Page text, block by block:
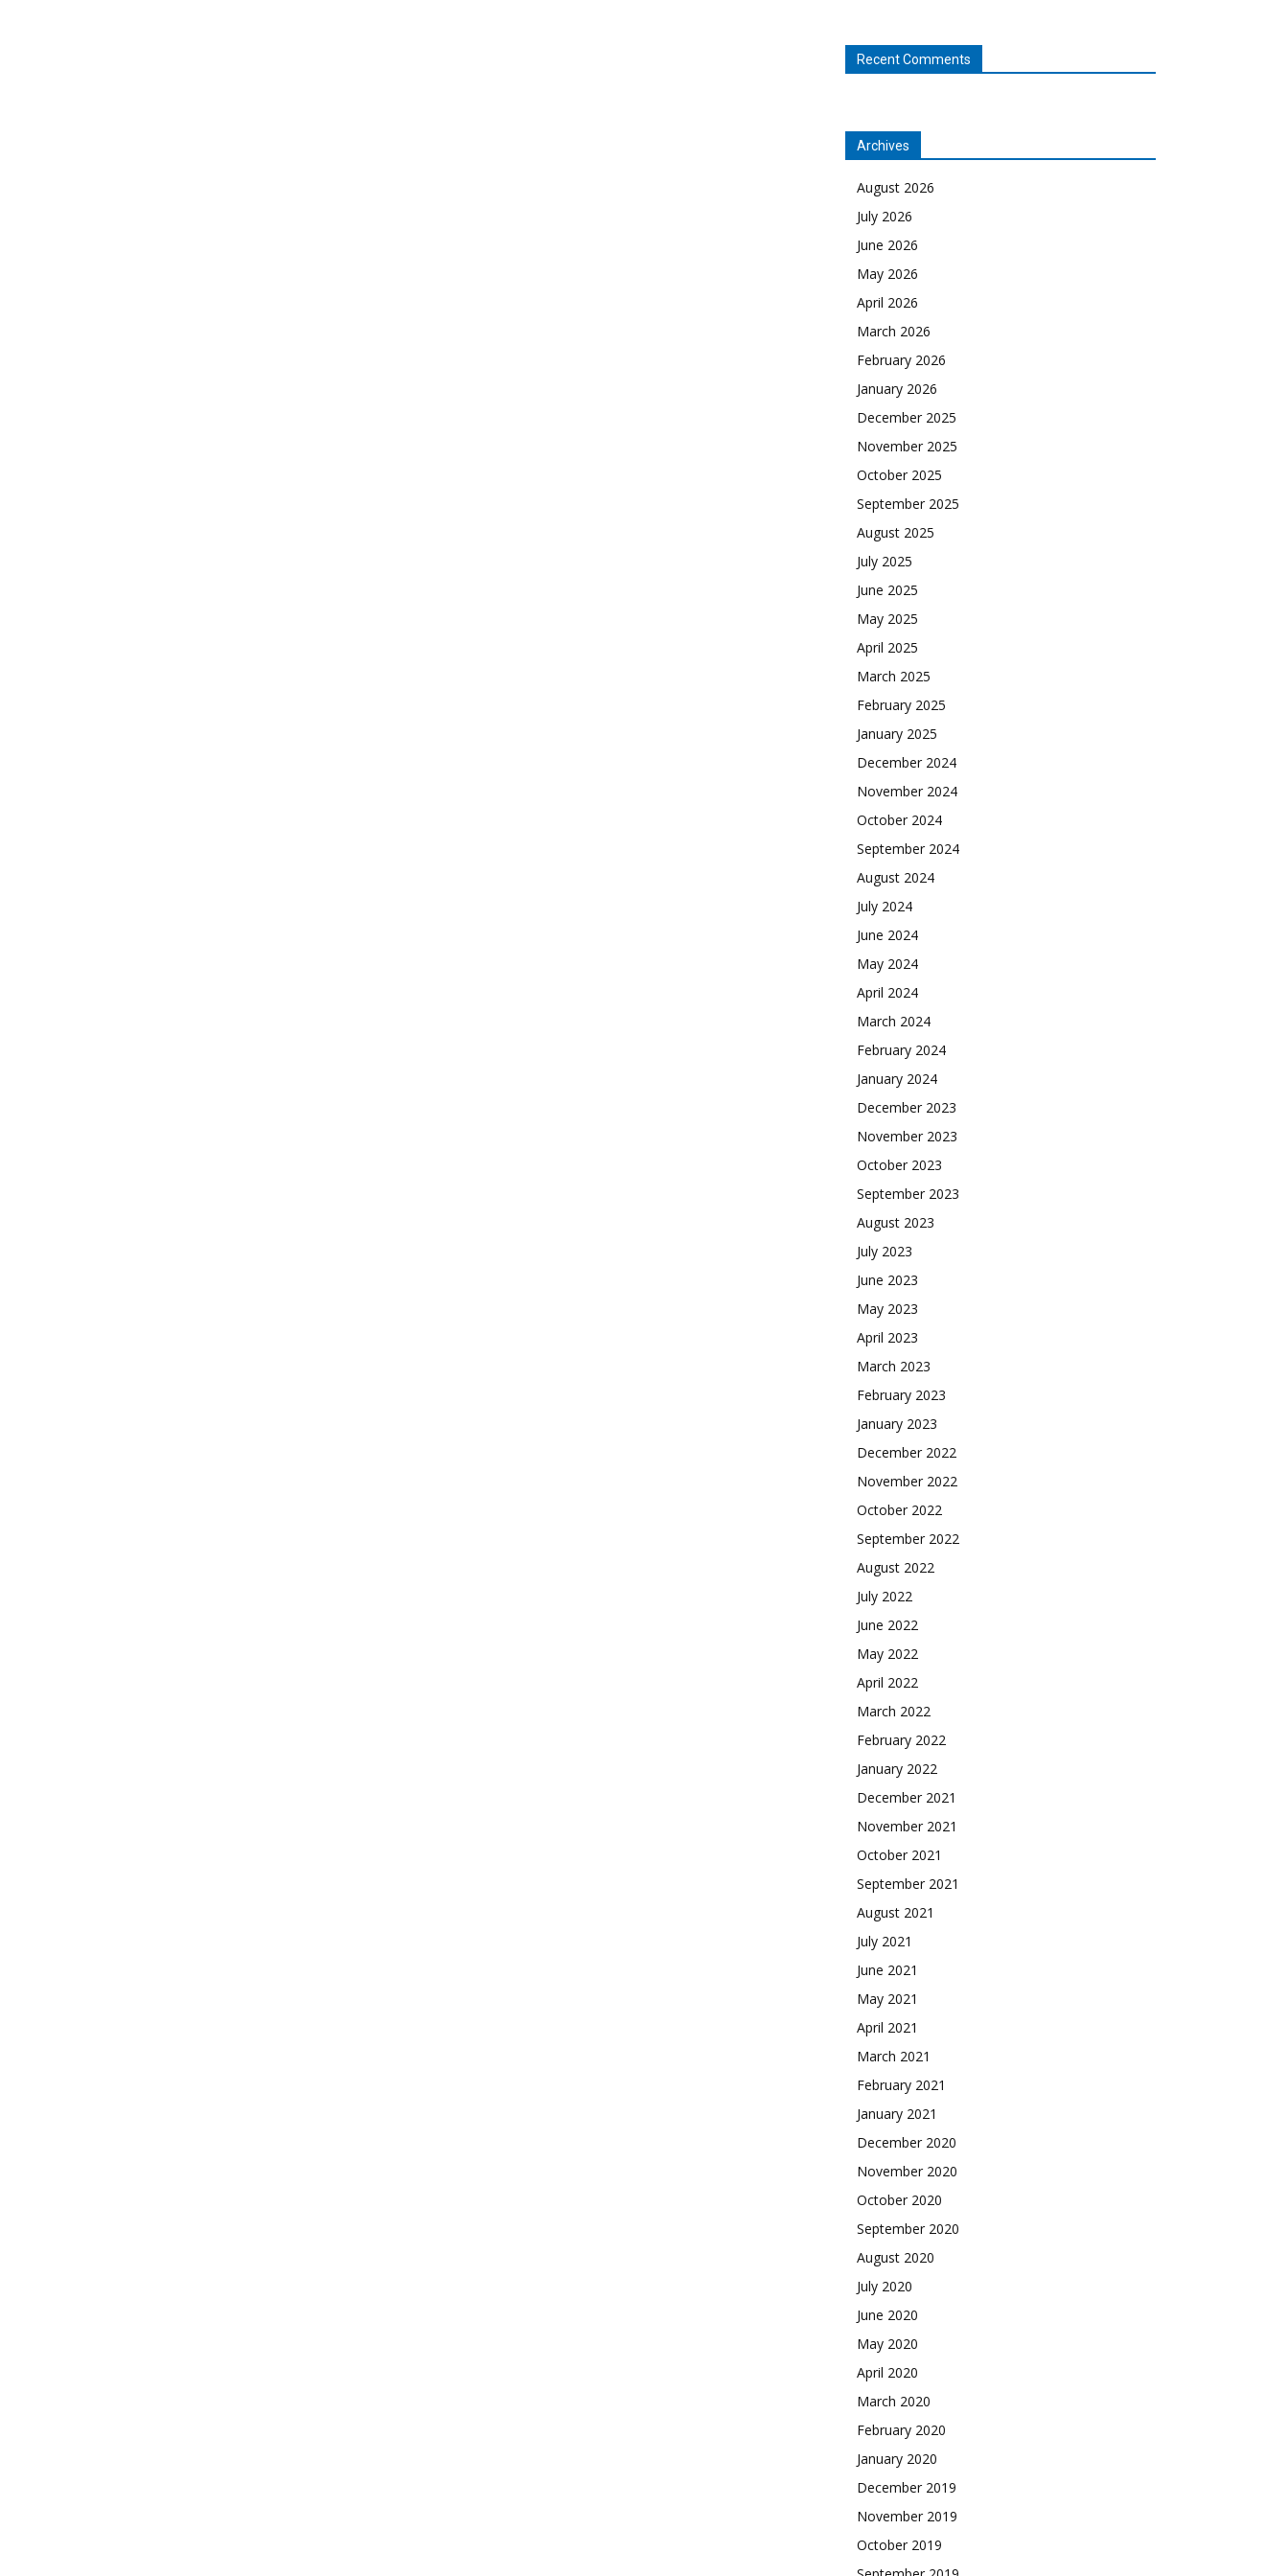
Recent Comments
Archives
August 2026
July 2026
June 2026
May 2026
April 2026
March 2026
February 2026
January 2026
December 2025
November 2025
October 2025
September 2025
August 2025
July 2025
June 2025
May 2025
April 2025
March 2025
February 2025
January 2025
December 2024
November 2024
October 2024
September 2024
August 2024
July 2024
June 2024
May 2024
April 2024
March 2024
February 2024
January 2024
December 2023
November 2023
October 2023
September 2023
August 2023
July 2023
June 2023
May 2023
April 2023
March 2023
February 2023
January 2023
December 2022
November 2022
October 2022
September 2022
August 2022
July 2022
June 2022
May 2022
April 2022
March 2022
February 2022
January 2022
December 2021
November 2021
October 2021
September 2021
August 2021
July 2021
June 2021
May 2021
April 2021
March 2021
February 2021
January 2021
December 2020
November 2020
October 2020
September 2020
August 2020
July 2020
June 2020
May 2020
April 2020
March 2020
February 2020
January 2020
December 2019
November 2019
October 2019